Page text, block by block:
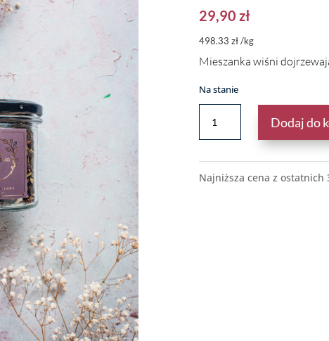
29,90 zł
498.33 zł /kg
Mieszanka wiśni
Na stanie
HERBATKA
JAPOŃSKA
WIŚNIA
Dodaj do
Najniższa cena z ostatnich